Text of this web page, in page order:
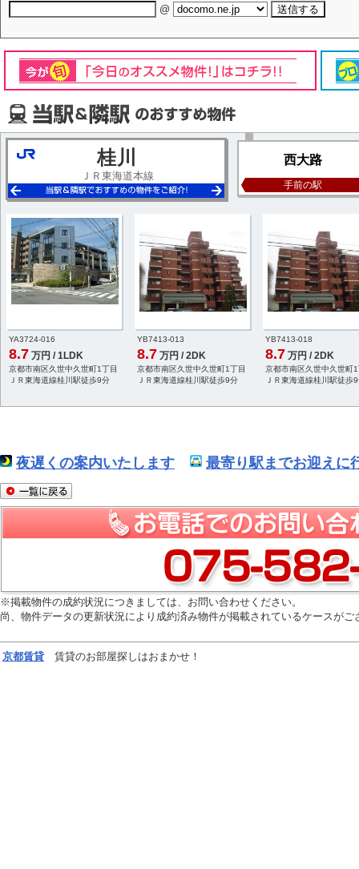
@
桂川
ＪＲ東海道本線
西大路
手前の駅
YA3724-016
8.7 万円 / 1LDK
京都市南区久世中久世町1丁目
ＪＲ東海道線桂川駅徒歩9分
YB7413-013
8.7 万円 / 2DK
京都市南区久世中久世町1丁目
ＪＲ東海道線桂川駅徒歩9分
YB7413-018
8.7 万円 / 2DK
京都市南区久世中久世町
ＪＲ東海道線桂川駅徒歩
夜遅くの案内いたします 最寄り駅までお迎えに
※掲載物件の成約状況につきましては、お問い合わせください。
尚、物件データの更新状況により成約済み物件が掲載されているケースが
京都賃貸 賃貸のお部屋探しはおまかせ！